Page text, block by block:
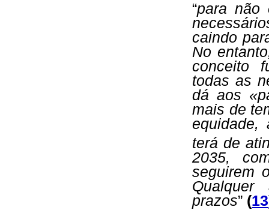
“para não
caindo
No
conceito
todas as
dá aos
mais de
equidade,
terá de
2035,
seguirem
prazos” (13